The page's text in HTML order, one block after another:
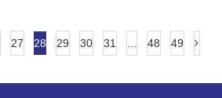
27 28 29 30 31 48 49